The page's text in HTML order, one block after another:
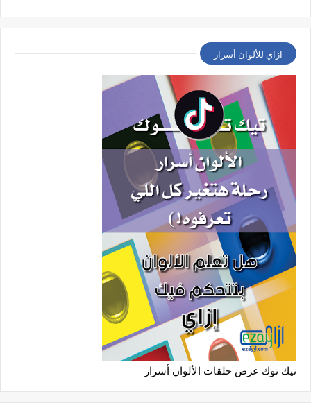
ازاي للألوان أسرار
تيك توك عرض حلقات الألوان أسرار